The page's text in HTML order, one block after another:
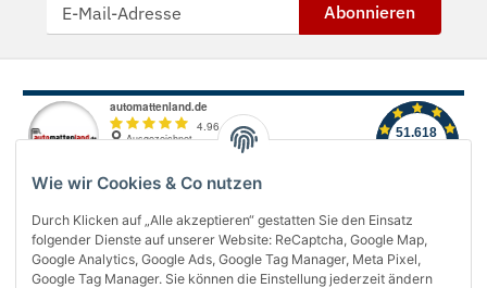
Wie wir Cookies & Co nutzen
Durch Klicken auf „Alle akzeptieren“ gestatten Sie den Einsatz
folgender Dienste auf unserer Website: ReCaptcha, Google Map,
Google Analytics, Google Ads, Google Tag Manager, Meta Pixel,
Google Tag Manager. Sie können die Einstellung jederzeit ändern
Abonnieren
Über uns